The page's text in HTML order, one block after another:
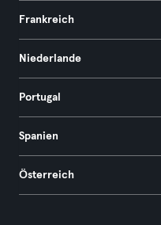
Frankreich
Niederlande
Portugal
Spanien
Österreich